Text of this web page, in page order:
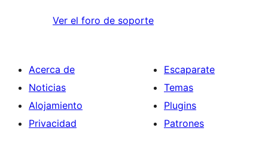
Ver el foro de soporte
Acerca de
Noticias
Alojamiento
Privacidad
Escaparate
Temas
Plugins
Patrones